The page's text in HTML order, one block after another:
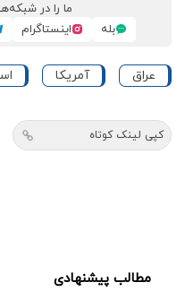
ما را در
بله
اینستاگرام
عراق آمریکا
کپی لینک کوتاه
مطالب پیشنهادی